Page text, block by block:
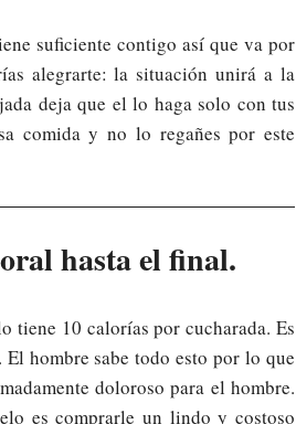
suficiente contigo así que va por
alegrarte: la situación unirá a la
deja que el lo haga solo con tus
comida y no lo regañes por este
hasta el final.
tiene 10 calorías por cucharada. Es
hombre sabe todo esto por lo que
doloroso para el hombre.
es comprarle un lindo y costoso